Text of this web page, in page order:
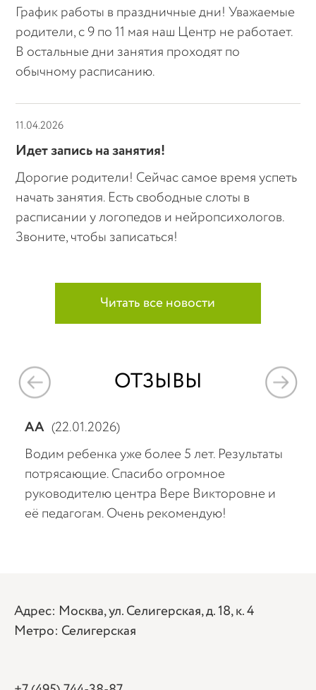
График работы в праздничные дни! Уважаемые
родители, с 9 по 11 мая наш Центр не работает.
В остальные дни занятия проходят по
обычному расписанию.
11.04.2026
Идет запись на занятия!
Дорогие родители! Сейчас самое время успеть
начать занятия. Есть свободные слоты в
расписании у логопедов и нейропсихологов.
Звоните, чтобы записаться!
Читать все новости
ОТЗЫВЫ
АА (22.01.2026)
Водим ребенка уже более 5 лет. Результаты
потрясающие. Спасибо огромное
руководителю центра Вере Викторовне и
её педагогам. Очень рекомендую!
Адрес: Москва, ул. Селигерская, д. 18, к. 4
Метро: Селигерская